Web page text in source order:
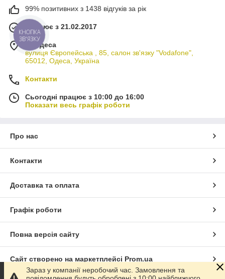
99% позитивних з 1438 відгуків за рік
Працює з 21.02.2017
м. Одеса
вулиця Європейська , 85, салон зв'язку "Vodafone",
65012, Одеса, Україна
Контакти
Сьогодні працює з 10:00 до 16:00
Показати весь графік роботи
Про нас
Контакти
Доставка та оплата
Графік роботи
Повна версія сайту
Сайт створено на маркетплейсі Prom.ua
Зараз у компанії неробочий час. Замовлення та
КНОПКА
ЗВ'ЯЗКУ